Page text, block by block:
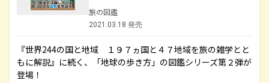
旅の図鑑
2021.03.18 発売
『世界244の国と地域 １９７ヵ国と４７地域を旅の雑学とと
もに解説』に続く、「地球の歩き方」の図鑑シリーズ第２弾が
登場！